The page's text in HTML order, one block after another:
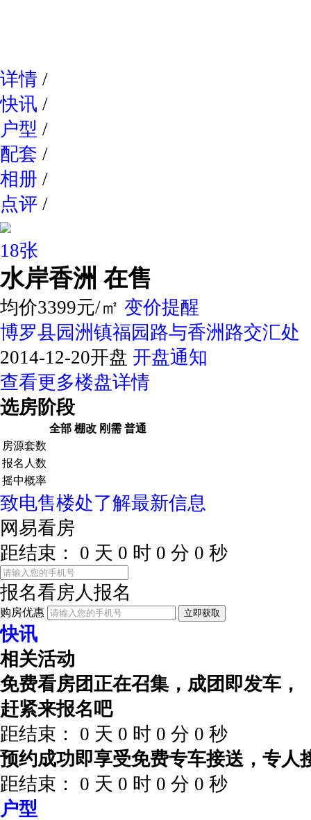
详情 /
快讯 /
户型 /
配套 /
相册 /
点评 /
18张
水岸香洲 在售
均价3399元/㎡ 变价提醒
博罗县园洲镇福园路与香洲路交汇处
2014-12-20开盘 开盘通知
查看更多楼盘详情
选房阶段
全部 棚改 刚需 普通
房源套数
报名人数
摇中概率
致电售楼处了解最新信息
网易看房
距结束：
0 天 0 时 0 分 0 秒
报名看房人报名
购房优惠 立即获取
快讯
相关活动
免费看房团正在召集，成团即发车，
赶紧来报名吧
距结束：
0 天 0 时 0 分 0 秒
预约成功即享受免费专车接送，专人
距结束：
0 天 0 时 0 分 0 秒
户型